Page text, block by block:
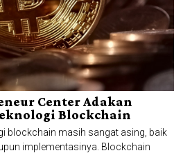
Center Adakan
Blockchain
blockchain masih sangat asing, baik
implementasinya. Blockchain